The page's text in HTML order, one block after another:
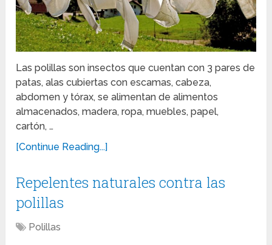
Las polillas son insectos que cuentan con 3 pares de
patas, alas cubiertas con escamas, cabeza,
abdomen y tórax, se alimentan de alimentos
almacenados, madera, ropa, muebles, papel,
cartón, …
[Continue Reading...]
Repelentes naturales contra las
polillas
Polillas